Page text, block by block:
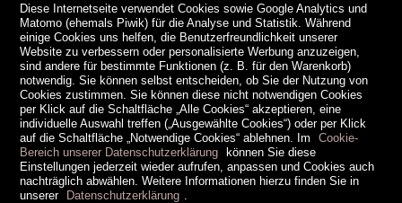
Diese Internetseite verwendet Cookies sowie Google Analytics und
Matomo (ehemals Piwik) für die Analyse und Statistik. Während
einige Cookies uns helfen, die Benutzerfreundlichkeit unserer
Website zu verbessern oder personalisierte Werbung anzuzeigen,
sind andere für bestimmte Funktionen (z. B. für den Warenkorb)
notwendig. Sie können selbst entscheiden, ob Sie der Nutzung von
Cookies zustimmen. Sie können diese nicht notwendigen Cookies
per Klick auf die Schaltfläche „Alle Cookies“ akzeptieren, eine
individuelle Auswahl treffen („Ausgewählte Cookies“) oder per Klick
auf die Schaltfläche „Notwendige Cookies“ ablehnen. Im
Cookie-
Bereich unserer Datenschutzerklärung können Sie diese
Einstellungen jederzeit wieder aufrufen, anpassen und Cookies auch
nachträglich abwählen. Weitere Informationen hierzu finden Sie in
unserer Datenschutzerklärung